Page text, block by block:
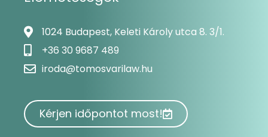
1024 Budapest, Keleti Károly utca 8. 3/1.
+36 30 9687 489
iroda@tomosvarilaw.hu
Kérjen időpontot most!